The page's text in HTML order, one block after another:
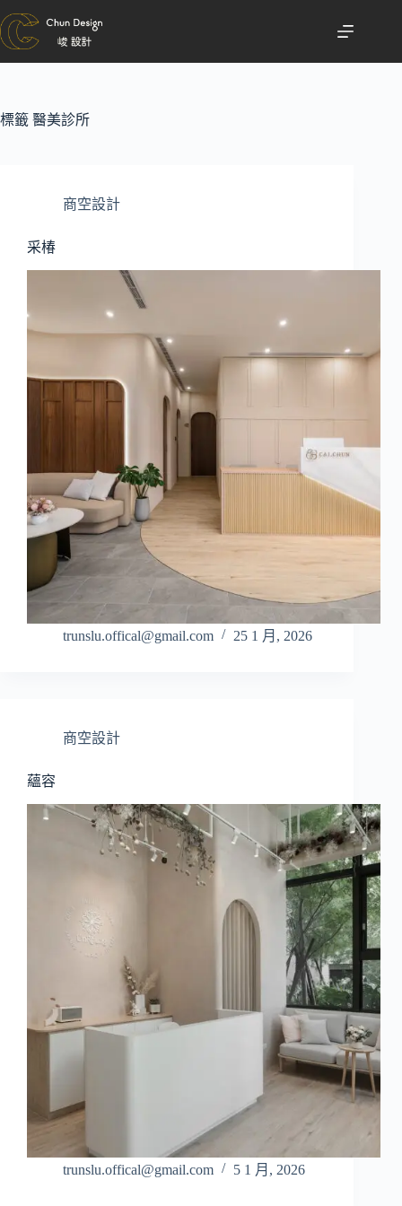
標籤 醫美診所
商空設計
采椿
trunslu.offical@gmail.com 25 1 月, 2026
商空設計
蘊容
trunslu.offical@gmail.com 5 1 月, 2026